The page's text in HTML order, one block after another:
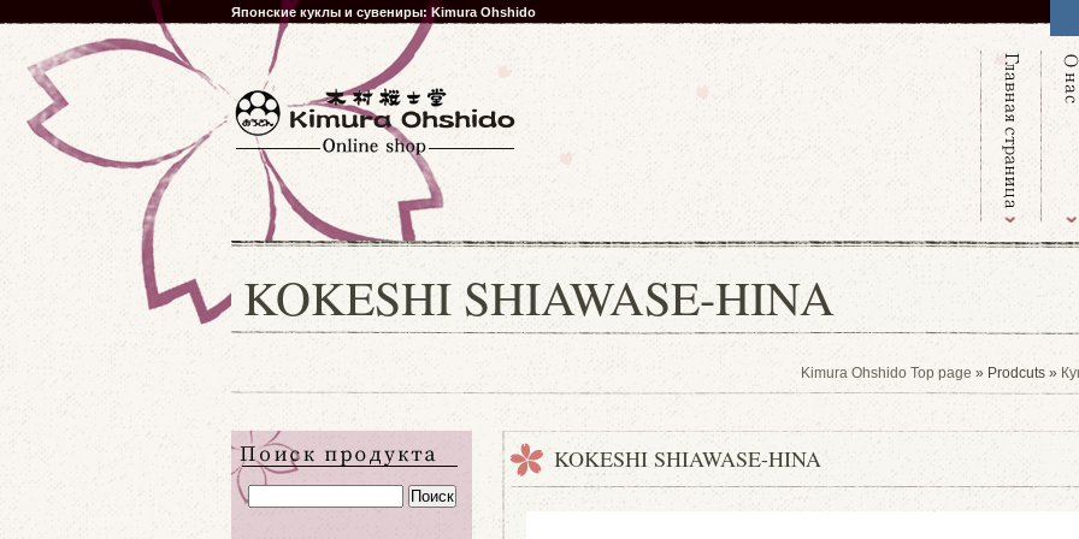
Японские куклы и сувениры: Kimura Ohshido
KOKESHI SHIAWASE-HINA
Kimura Ohshido Top page » Prodcuts »
KOKESHI SHIAWASE-HINA